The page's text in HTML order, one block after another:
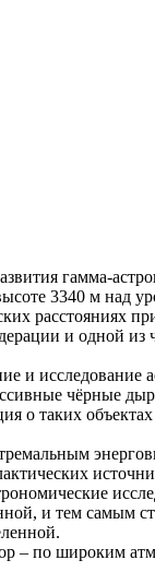
гамма-
3340 м над
расстояниях
и одной из
исследование
чёрные
о таких
и тем самым
– по широким